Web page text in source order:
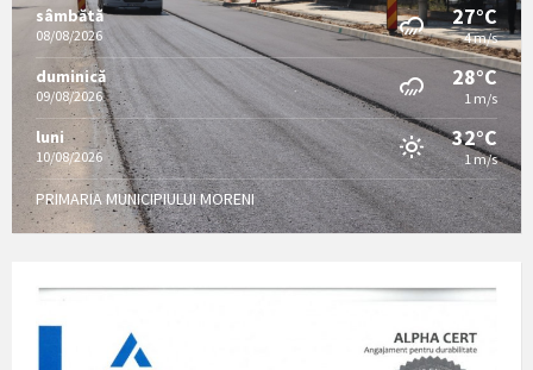
sâmbătă
08/08/2026
27°C
4 m/s
duminică
09/08/2026
28°C
1 m/s
luni
10/08/2026
32°C
1 m/s
PRIMARIA MUNICIPIULUI MORENI